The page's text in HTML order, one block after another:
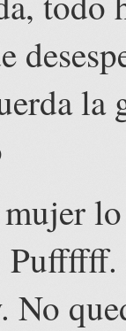
la
lo
No